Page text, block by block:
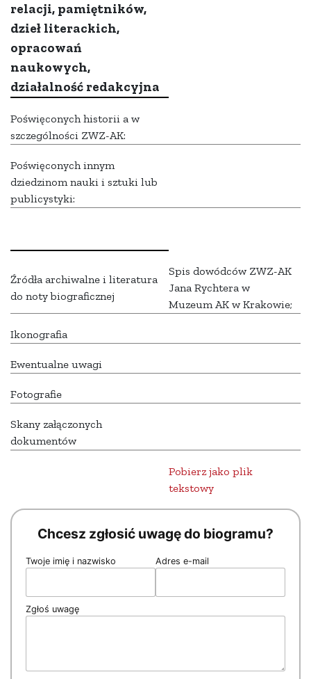
relacji, pamiętników,
dzieł literackich,
opracowań
naukowych,
działalność redakcyjna
Poświęconych historii a w
szczególności ZWZ-AK:
Poświęconych innym
dziedzinom nauki i sztuki lub
publicystyki:
Źródła archiwalne i literatura
do noty biograficznej
Spis dowódców ZWZ-AK
Jana Rychtera w
Muzeum AK w Krakowie;
Ikonografia
Ewentualne uwagi
Fotografie
Skany załączonych
dokumentów
Pobierz jako plik
tekstowy
Chcesz zgłosić uwagę do biogramu?
Twoje imię i nazwisko Adres e-mail
Zgłoś uwagę